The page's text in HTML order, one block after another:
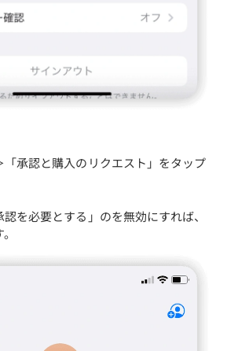
「承認と購入のリクエスト」をタップ
認を必要とする」のを無効にすれば、